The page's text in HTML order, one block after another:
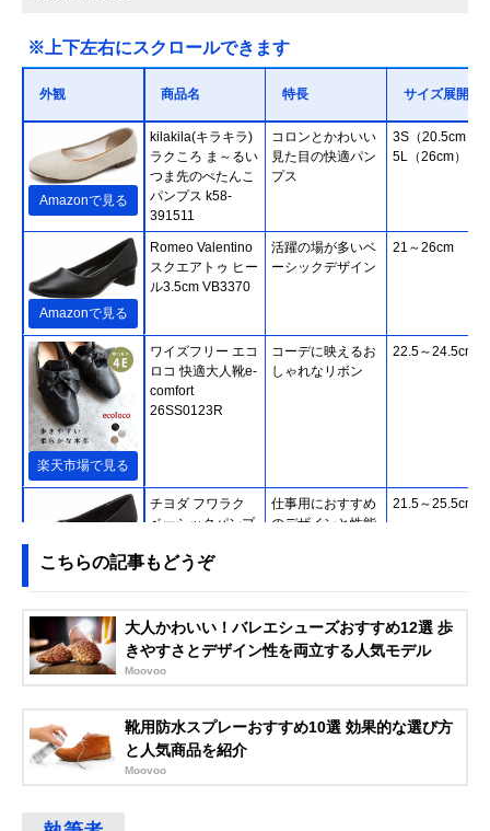
※上下左右にスクロールできます
外観 商品名 特長 サイズ展開
Amazonで見る
kilakila(キラキラ)
ラクころ ま～るい
つま先のぺたんこ
パンプス k58-
391511
コロンとかわいい
見た目の快適パン
プス
3S（20.5cm）
5L（26cm）
Amazonで見る
Romeo Valentino
スクエアトゥ ヒー
ル3.5cm VB3370
活躍の場が多いベ
ーシックデザイン
21～26cm
楽天市場で見る
ワイズフリー エコ
ロコ 快適大人靴e-
comfort
26SS0123R
コーデに映えるお
しゃれなリボン
22.5～24.5cm
Amazonで見る
チヨダ フワラク
ベーシックパンプ
仕事用におすすめ
のデザインと性能
21.5～25.5cm
リュクス パンプス
ポインテッド7cm
ヒール CX1105
と強度の高いトッ
プリフト
39（24.5cm）
Amazonで見る
アシックス商事 レ
ディワーカー 軽量
パンプス lo-16060
一日中歩きやすい
22～25cm
こちらの記事もどうぞ
大人かわいい！バレエシューズおすすめ12選 歩
きやすさとデザイン性を両立する人気モデル
Moovoo
靴用防水スプレーおすすめ10選 効果的な選び方
と人気商品を紹介
Moovoo